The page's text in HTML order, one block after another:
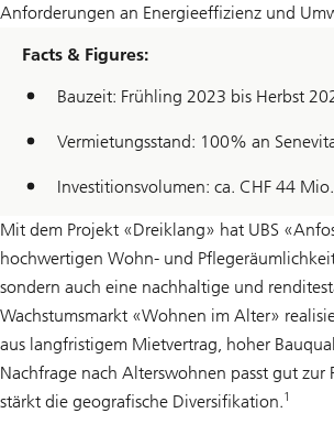
Anforderungen an Energieeffizienz und
Facts & Figures:
Bauzeit: Frühling 2023 bis Herbst
Vermietungsstand: 100% an
Investitionsvolumen: ca. CHF 44 Mio.
Mit dem Projekt «Dreiklang» hat UBS
hochwertigen Wohn- und
sondern auch eine nachhaltige und
Wachstumsmarkt «Wohnen im Alter»
aus langfristigem Mietvertrag, hoher
Nachfrage nach Alterswohnen passt gut zur
stärkt die geografische Diversifikation.1